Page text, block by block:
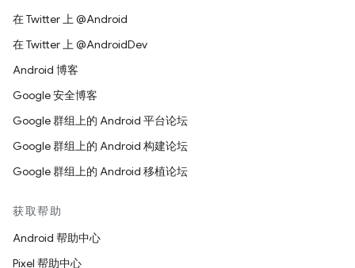
在 Twitter 上 @Android
在 Twitter 上 @AndroidDev
Android 博客
Google 安全博客
Google 群组上的 Android 平台论坛
Google 群组上的 Android 构建论坛
Google 群组上的 Android 移植论坛
获取帮助
Android 帮助中心
Pixel 帮助中心